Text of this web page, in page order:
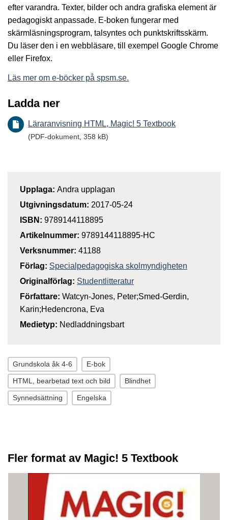
efter varandra. Texter, bilder och andra grafiska element är
pedagogiskt anpassade. E-boken fungerar med
skärmläsningsprogram, talsyntes och punktskriftsskärm.
Du läser den i en webbläsare, till exempel Google Chrome
eller Firefox.
Läs mer om e-böcker på spsm.se.
Ladda ner
Läraranvisning HTML, Magic! 5 Textbook
(PDF-dokument, 358 kB)
Upplaga: Andra upplagan
Utgivningsdatum: 2017-05-24
ISBN: 9789144118895
Artikelnummer: 9789144118895-HC
Verksnummer: 41188
Förlag: Specialpedagogiska skolmyndigheten
Originalförlag: Studentlitteratur
Författare: Watcyn-Jones, Peter;Smed-Gerdin,
Karin;Hedencrona, Eva
Medietyp: Nedladdningsbart
Grundskola åk 4-6 E-bok
HTML, bearbetad text och bild Blindhet
Synnedsättning Engelska
Fler format av Magic! 5 Textbook